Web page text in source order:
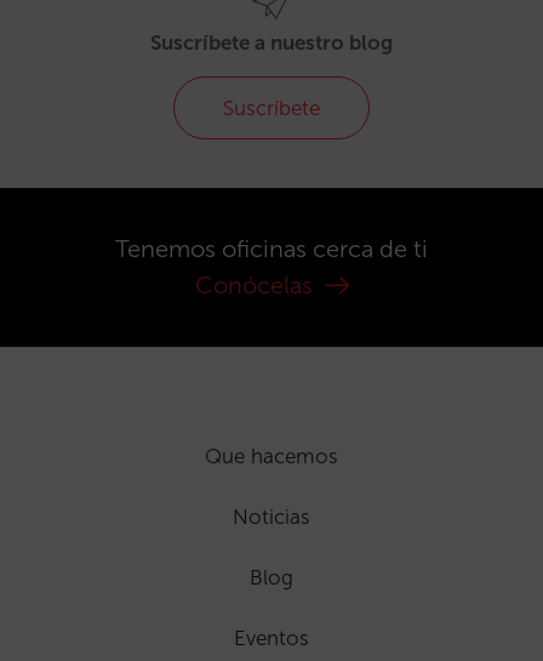
Suscríbete a nuestro blog
Suscríbete
Tenemos oficinas cerca de ti
Conócelas
Que hacemos
Noticias
Blog
Eventos